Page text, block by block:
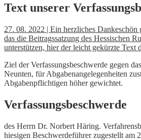
Text unserer
27. 08. 2022 | Ein herzliches
das die Beitragssatzung des Hessischen
unterstützen, hier der leicht gekürzte Text
Ziel der Verfassungsbeschwerde gegen das
Neunten, für Abgabenangelegenheiten
Abgabenpflichtigen höher gewichtet.
Verfassungsbeschwerde
des Herrn Dr. Norbert Häring.
hiesigen Beschwerdeführer zugestellt am